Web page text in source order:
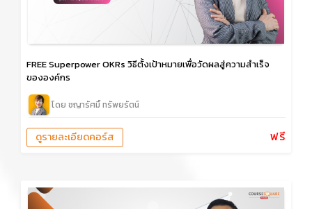
FREE Superpower OKRs วิธีตั้งเป้าหมายเพื่อวัดผลสู่ความสำเร็จ
ขององค์กร
โดย ชญารัศมิ์ ทรัพยรัตน์
ฟรี
ดูรายละเอียดคอร์ส